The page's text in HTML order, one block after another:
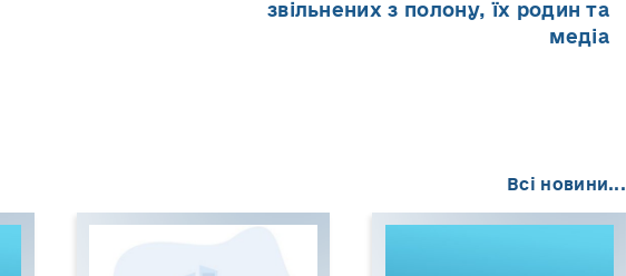
звільнених з полону, їх родин та
медіа
Всі новини...